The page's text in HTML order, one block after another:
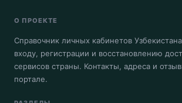
О ПРОЕКТЕ
Справочник личных кабинетов
входу, регистрации и восстановлению
сервисов страны. Контакты, адреса и
портале.